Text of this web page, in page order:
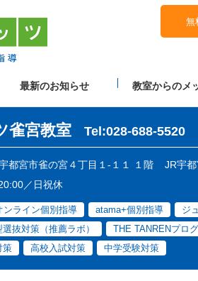
無
最新のお知らせ 教室からのメ
雀宮教室 Tel:028-688-5520
都宮市雀の宮４丁目１-１１ １階
JR宇
／日祝休
ンライン個別指導 atama+個別指導 ジ
抜対策（推薦ラボ）
THE TANRENプロ
策
高校入試対策 中学受験対策